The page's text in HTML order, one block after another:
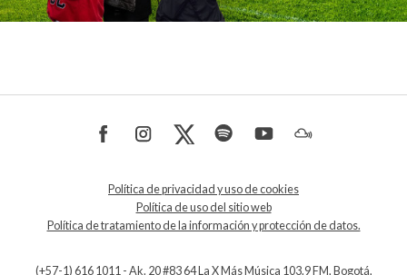
Política de privacidad y uso de cookies
Política de uso del sitio web
Política de tratamiento de la información y protección de datos.
(+57-1) 616 1011 - Ak. 20 #83 64 La X Más Música 103.9 FM, Bogotá,